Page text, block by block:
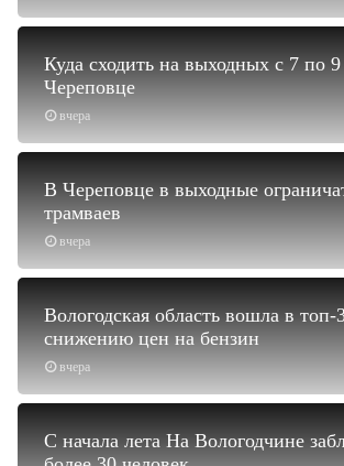
вчера
Куда сходить на выходных с 7 по 9
Череповце
вчера
В Череповце в выходные
трамваев
вчера
Вологодская область вошла в топ-
снижению цен на бензин
С начала лета На Вологодчине